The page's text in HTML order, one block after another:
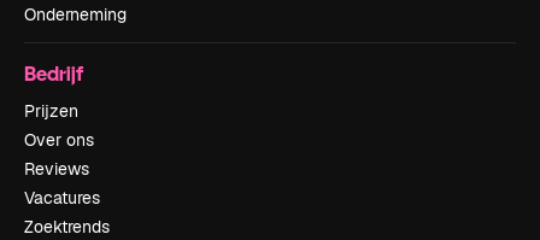
Onderneming
Bedrijf
Prijzen
Over ons
Reviews
Vacatures
Zoektrends